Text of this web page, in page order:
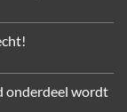
onderdeel wordt